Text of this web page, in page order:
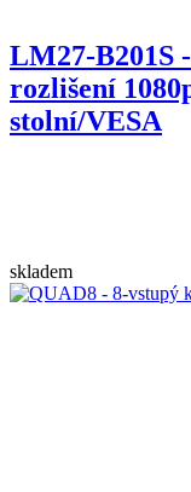
LM27-B201S
rozlišení
stolní/VESA
skladem